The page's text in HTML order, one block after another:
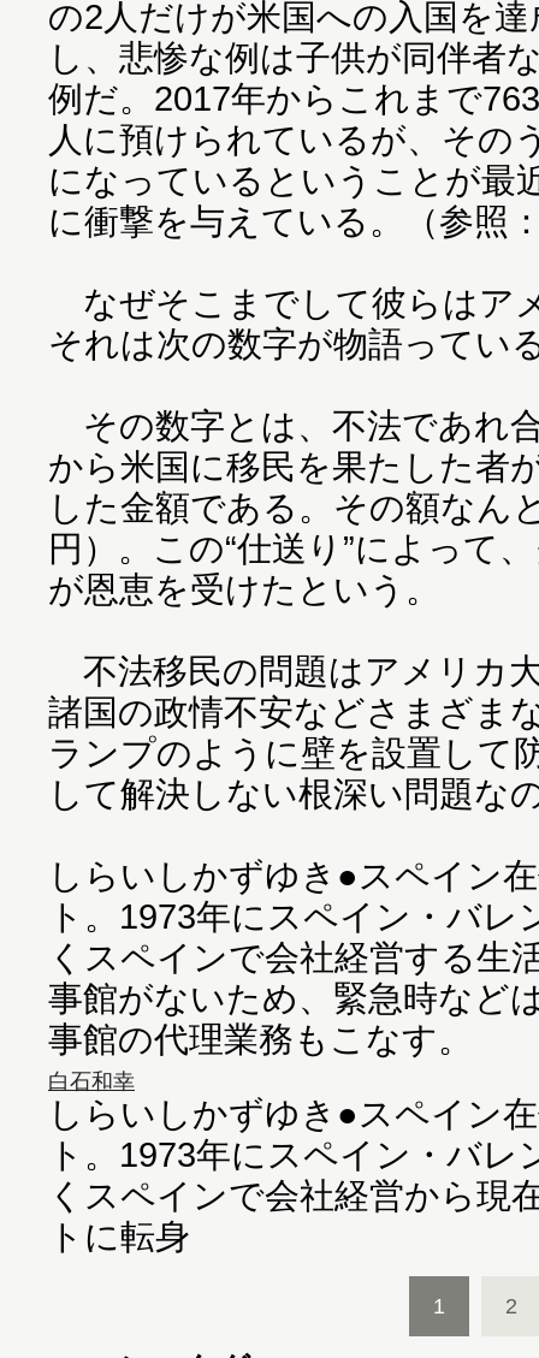
の2人だけが米国への入国を
し、悲惨な例は子供が同伴者
例だ。2017年からこれまで
人に預けられているが、その
になっているということが最
に衝撃を与えている。（参照
なぜそこまでして彼らはア
それは次の数字が物語ってい
その数字とは、不法であれ
から米国に移民を果たした者
した金額である。その額なん
円）。この“仕送り”によって
が恩恵を受けたという。
不法移民の問題はアメリカ
諸国の政情不安などさまざま
ランプのように壁を設置して
して解決しない根深い問題な
しらいしかずゆき●スペイン
ト。1973年にスペイン・バレ
くスペインで会社経営する生
事館がないため、緊急時など
事館の代理業務もこなす。
白石和幸
しらいしかずゆき●スペイン
ト。1973年にスペイン・バレ
くスペインで会社経営から現
トに転身
1 2